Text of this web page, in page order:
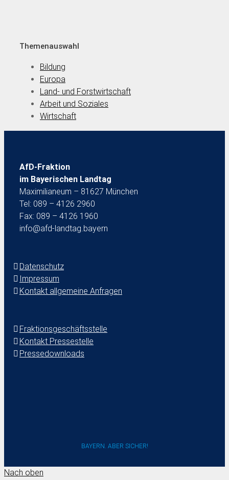
Themenauswahl
Bildung
Europa
Land- und Forstwirtschaft
Arbeit und Soziales
Wirtschaft
AfD-Fraktion
im Bayerischen Landtag
Maximilianeum – 81627 München
Tel: 089 – 4126 2960
Fax: 089 – 4126 1960
info@afd-landtag.bayern
Datenschutz
Impressum
Kontakt allgemeine Anfragen
Fraktionsgeschäftsstelle
Kontakt Pressestelle
Pressedownloads
BAYERN. ABER SICHER!
Nach oben